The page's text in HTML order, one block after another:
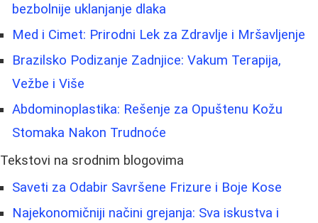
bezbolnije uklanjanje dlaka
Med i Cimet: Prirodni Lek za Zdravlje i Mršavljenje
Brazilsko Podizanje Zadnjice: Vakum Terapija,
Vežbe i Više
Abdominoplastika: Rešenje za Opuštenu Kožu
Stomaka Nakon Trudnoće
Tekstovi na srodnim blogovima
Saveti za Odabir Savršene Frizure i Boje Kose
Najekonomičniji načini grejanja: Sva iskustva i